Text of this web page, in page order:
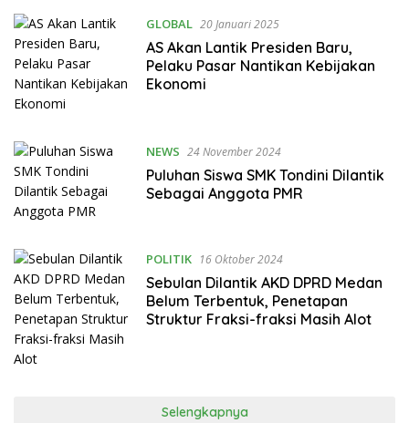
GLOBAL 20 Januari 2025
AS Akan Lantik Presiden Baru,
Pelaku Pasar Nantikan Kebijakan
Ekonomi
NEWS 24 November 2024
Puluhan Siswa SMK Tondini Dilantik
Sebagai Anggota PMR
POLITIK 16 Oktober 2024
Sebulan Dilantik AKD DPRD Medan
Belum Terbentuk, Penetapan
Struktur Fraksi-fraksi Masih Alot
Selengkapnya